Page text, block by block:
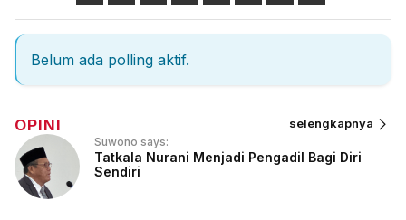
Belum ada polling aktif.
OPINI selengkapnya
Suwono says:
Tatkala Nurani Menjadi Pengadil Bagi Diri
Sendiri